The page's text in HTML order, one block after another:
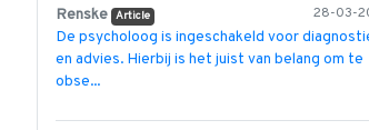
28-03-
Renske Article
De psycholoog is ingeschakeld voor
en advies. Hierbij is het juist van belang om te
obse...